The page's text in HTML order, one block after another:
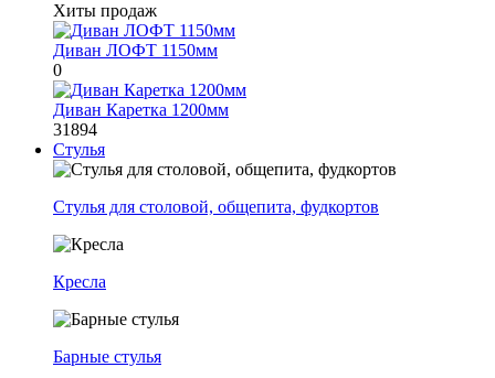
Хиты продаж
Диван ЛОФТ 1150мм
0
Диван Каретка 1200мм
31894
Стулья
Стулья для столовой, общепита, фудкортов
Кресла
Барные стулья